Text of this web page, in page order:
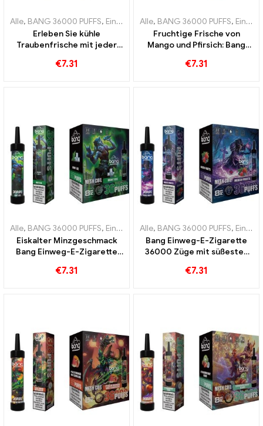
Alle, BANG 36000 PUFFS, Einweg-E-Zigaretten Litauen ,Einweg-E-
Erleben Sie kühle
Traubenfrische mit jeder
Einweg-E-Zigarette mit
€7.31
Alle, BANG 36000 PUFFS, Einweg E-Zigaretten
Fruchtige Frische von
Mango und Pfirsich: Bang
36000 Zügen für ein
€7.31
Alle, BANG 36000 PUFFS, Einweg E-Zigaretten ,Einweg-E-
Eiskalter Minzgeschmack
Bang Einweg-E-Zigarette
Coil für ultimativen
€7.31
Alle, BANG 36000 PUFFS, Einweg E-Zigaretten
Bang Einweg-E-Zigarette
36000 Züge mit süßesten
ultimatives Dampferlebnis
€7.31